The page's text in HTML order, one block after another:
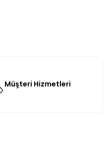
Müşteri Hizmetleri